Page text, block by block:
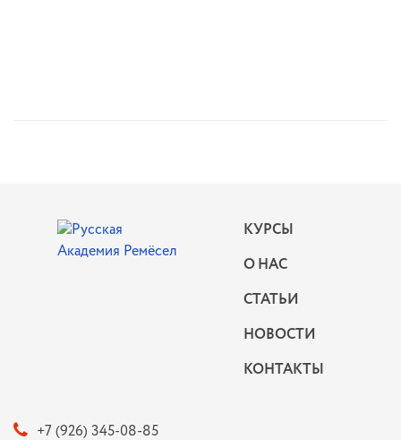
КУРСЫ
О НАС
СТАТЬИ
НОВОСТИ
КОНТАКТЫ
+7 (926) 345-08-85